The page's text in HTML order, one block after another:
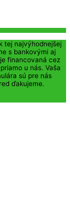
tej najvýhodnejšej
s bankovými aj
financovaná cez
u nás. Vaša
sú pre nás
ďakujeme.